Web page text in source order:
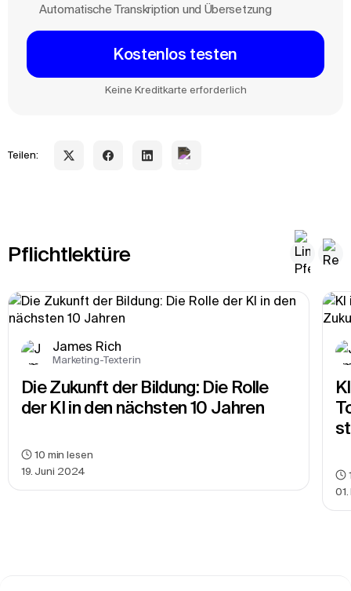
Automatische Transkription und Übersetzung
Kostenlos testen
Keine Kreditkarte erforderlich
Teilen:
Pflichtlektüre
James Rich
Marketing-Texterin
Die Zukunft der Bildung: Die Rolle
der KI in den nächsten 10 Jahren
19. Juni 2024
10 min lesen